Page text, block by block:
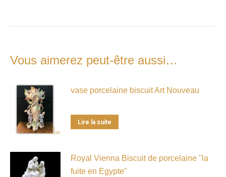
Vous aimerez peut-être aussi…
vase porcelaine biscuit Art Nouveau
Lire la suite
Royal Vienna Biscuit de porcelaine "la
fuite en Egypte"